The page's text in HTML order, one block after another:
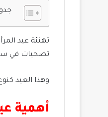
تهنئة عيد
تضحيات في
وهذا العيد
أهمية